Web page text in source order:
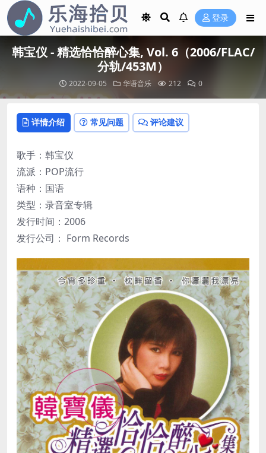
登录
韩宝仪 - 精选恰恰醉心集, Vol. 6（2006/FLAC/
分轨/453M）
2022-09-05 华语音乐 212 0
详情介绍 常见问题 评论建议
歌手：韩宝仪
流派：POP流行
语种：国语
类型：录音室专辑
发行时间：2006
发行公司： Form Records